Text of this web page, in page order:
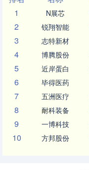
1
N展芯
2 锐翔智能
3 志特新材
4 博腾股份
5 近岸蛋白
6 毕得医药
7 五洲医疗
8 耐科装备
9 一博科技
10 方邦股份